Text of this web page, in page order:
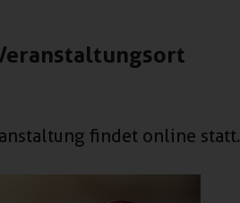
findet online statt.